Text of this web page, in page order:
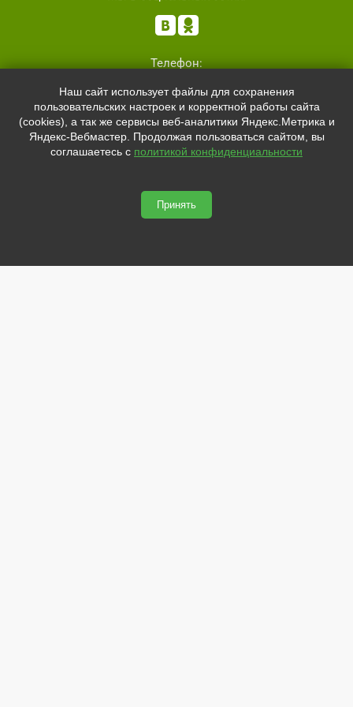
svetled53.ru © 2026
Адрес:
Телефон:
+7 (952)4829892
sale@svetled53.ru
 
Наш сайт использует файлы для сохранения
пользовательских настроек и корректной работы сайта
(cookies), а так же сервисы веб-аналитики Яндекс.Метрика и
Яндекс-Вебмастер. Продолжая пользоваться сайтом, вы
соглашаетесь с политикой конфиденциальности
Принять